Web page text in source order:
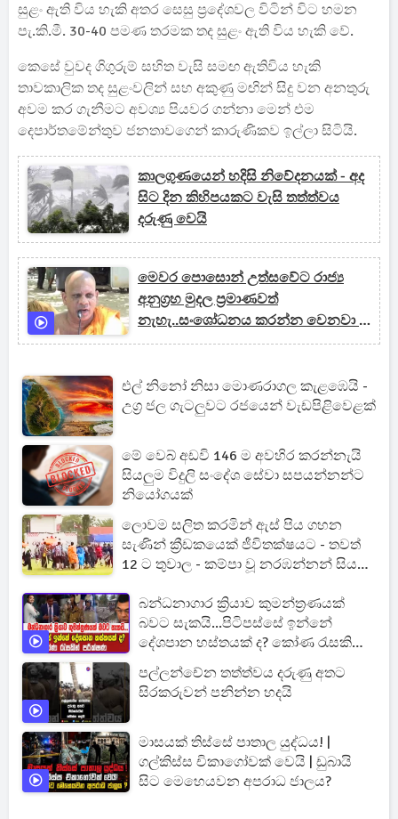
සුළං ඇති විය හැකි අතර සෙසු ප්‍රදේශවල විටින් විට හමන
පැ.කි.මී. 30-40 පමණ තරමක තද සුළං ඇති විය හැකි වේ.
කෙසේ වුවද ගිගුරුම් සහිත වැසි සමඟ ඇතිවිය හැකි
තාවකාලික තද සුළංවලින් සහ අකුණු මඟින් සිදු වන අනතුරු
අවම කර ගැනීමට අවශ්‍ය පියවර ගන්නා මෙන් එම
දෙපාර්තමේන්තුව ජනතාවගෙන් කාරුණිකව ඉල්ලා සිටියි.
කාලගුණයෙන් හදිසි නිවේදනයක් - අද
සිට දින කිහිපයකට වැසි තත්ත්වය
දරුණු වෙයි
මෙවර පොසොන් උත්සවේට රාජ්‍ය
අනුග්‍රහ මුදල ප්‍රමාණවත්
නැහැ..සංශෝධනය කරන්න වෙනවා -
මිහින්තලා රජමහා විහාරාධිපති
එල් නිනෝ නිසා මොණරාගල කැළඹෙයි -
උග්‍ර ජල ගැටලුවට රජයෙන් වැඩපිළිවෙළක්
මේ වෙබ් අඩවි 146 ම අවහිර කරන්නැයි
සියලුම විදුලි සංදේශ සේවා සපයන්නන්ට
නියෝගයක්
ලොවම සලිත කරමින් ඇස් පිය ගහන
සැණින් ක්‍රීඩකයෙක් ජීවිතක්ෂයට - තවත්
12 ට තුවාල - කම්පා වූ නරඹන්නන් සියලු
බන්ධනාගාර ක්‍රියාව කුමන්ත්‍රණයක්
බවට සැකයි...පිටිපස්සේ ඉන්නේ
දේශපාන හස්තයක් ද? කෝණ රැසකින්
පරීක්ෂණ
පල්ලන්චේන තත්ත්වය දරුණු අතට
සිරකරුවන් පනින්න හදයි
මාසයක් තිස්සේ පාතාල යුද්ධය! |
ගල්කිස්ස චිකාගෝවක් වෙයි | ඩුබායි
සිට මෙහෙයවන අපරාධ ජාලය?